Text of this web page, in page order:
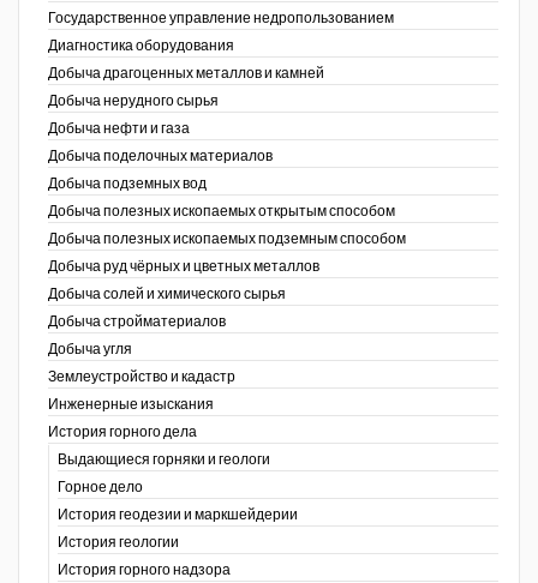
Государственное управление недропользованием
Диагностика оборудования
Добыча драгоценных металлов и камней
Добыча нерудного сырья
Добыча нефти и газа
Добыча поделочных материалов
Добыча подземных вод
Добыча полезных ископаемых открытым способом
Добыча полезных ископаемых подземным способом
Добыча руд чёрных и цветных металлов
Добыча солей и химического сырья
Добыча стройматериалов
Добыча угля
Землеустройство и кадастр
Инженерные изыскания
История горного дела
Выдающиеся горняки и геологи
Горное дело
История геодезии и маркшейдерии
История геологии
История горного надзора
Сфера. Нефть и газ
Уголь
Уголь Кузбасса
Химагрегаты
Электроэнергия. Передача и
распределение
Coal People Magazine
PWC